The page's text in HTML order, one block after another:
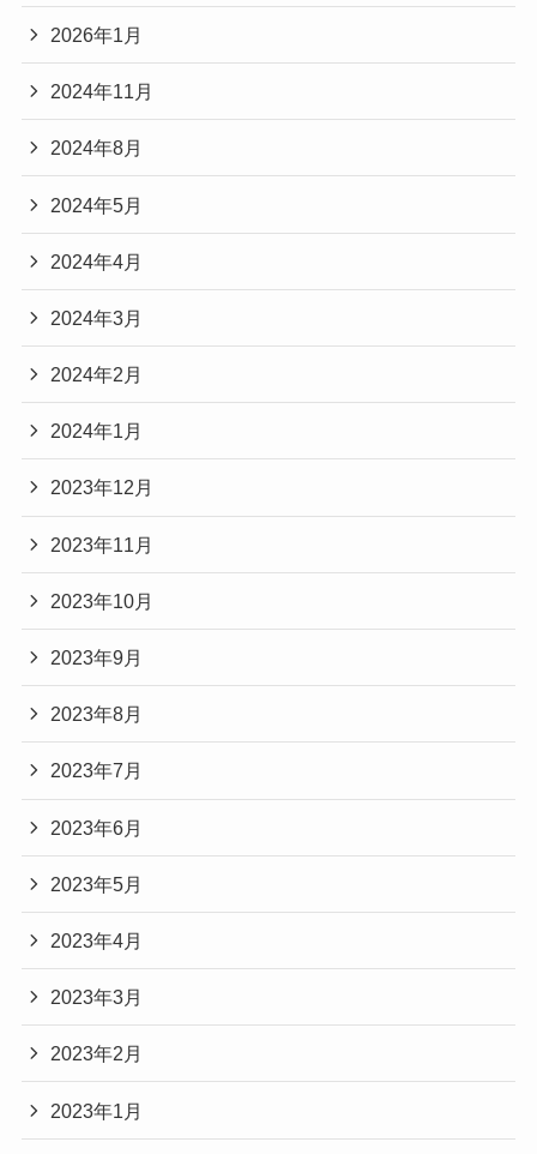
2026年1月
2024年11月
2024年8月
2024年5月
2024年4月
2024年3月
2024年2月
2024年1月
2023年12月
2023年11月
2023年10月
2023年9月
2023年8月
2023年7月
2023年6月
2023年5月
2023年4月
2023年3月
2023年2月
2023年1月